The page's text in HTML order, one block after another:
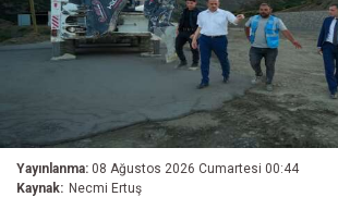
Yayınlanma: 08 Ağustos 2026 Cumartesi 00:44
Kaynak: Necmi Ertuş